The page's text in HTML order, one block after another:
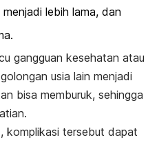
lebih lama, dan
gangguan kesehatan atau
usia lain menjadi
bisa memburuk, sehingga
komplikasi tersebut dapat